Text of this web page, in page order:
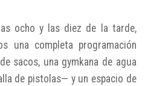
ocho y las diez de la tarde,
una completa programación
sacos, una gymkana de agua
de pistolas— y un espacio de